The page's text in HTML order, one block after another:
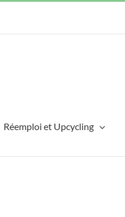
Réemploi et Upcycling